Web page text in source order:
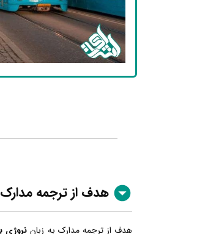
هدف از ترجمه مدارک
هدف از ترجمه مدارک به زبان نروژی